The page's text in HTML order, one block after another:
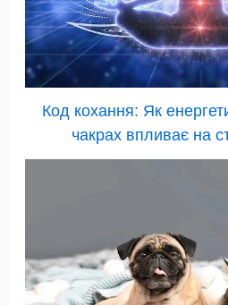
Код кохання: Як
чакрах впливає на